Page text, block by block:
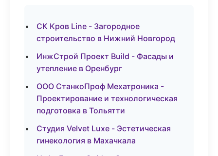
СК Кров Line - Загородное
строительство в Нижний Новгород
ИнжСтрой Проект Build - Фасады и
утепление в Оренбург
ООО СтанкоПроф Мехатроника -
Проектирование и технологическая
подготовка в Тольятти
Студия Velvet Luxe - Эстетическая
гинекология в Махачкала